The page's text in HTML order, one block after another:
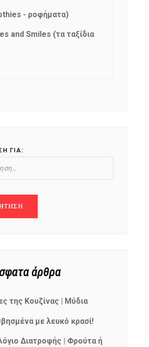
- ροφήματα)
and Smiles (τα ταξίδια
ΓΙΑ:
άρθρα
της Κουζίνας | Μύδια
με λευκό κρασί!
Διατροφής | Φρούτα ή